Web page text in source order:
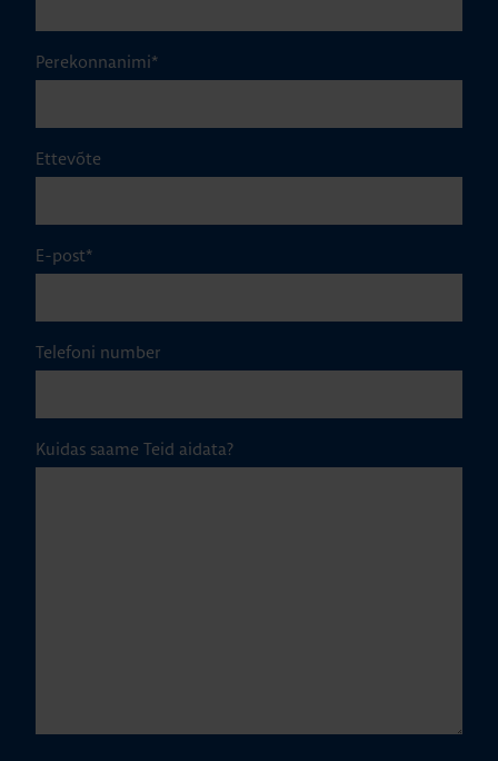
Perekonnanimi*
Ettevõte
E-post*
Telefoni number
Kuidas saame Teid aidata?